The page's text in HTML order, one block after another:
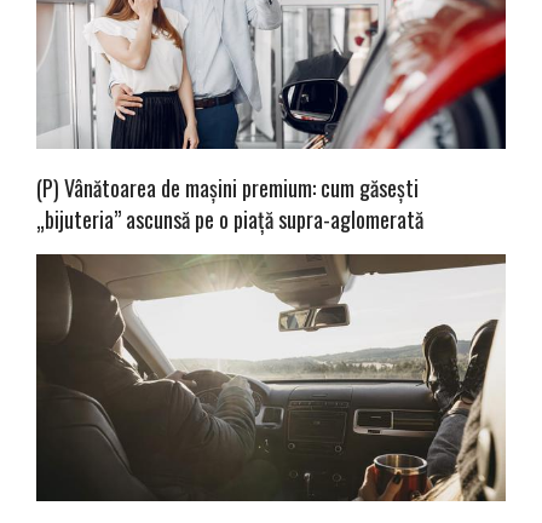
(P) Vânătoarea de mașini premium: cum găsești
„bijuteria” ascunsă pe o piață supra-aglomerată